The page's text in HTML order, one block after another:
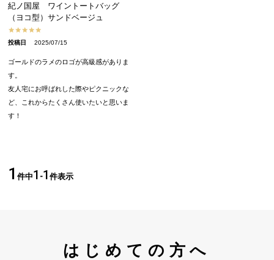
紀ノ国屋 ワイントートバッグ
（ヨコ型）サンドベージュ
投稿日 2025/07/15
ゴールドのラメのロゴが高級感がありま
す。
友人宅にお呼ばれした際やピクニックな
ど、これからたくさん使いたいと思いま
す！
1 件中1 -1 件表示
はじめての方へ